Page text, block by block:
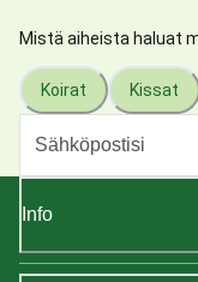
Mistä aiheista haluat
Koirat Kissat
Info